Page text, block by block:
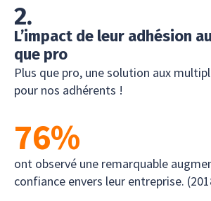
2.
L’impact de leur adhésion
que pro
Plus que pro, une solution aux
pour nos adhérents !
76%
ont observé une remarquable
confiance envers leur entreprise.